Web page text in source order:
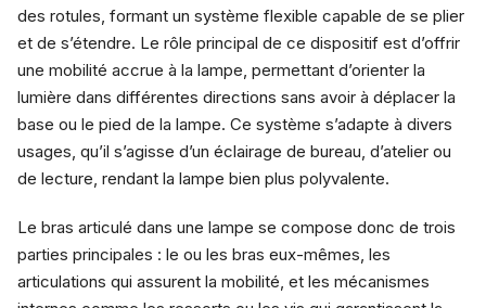
des rotules, formant un système flexible capable de se plier
et de s’étendre. Le rôle principal de ce dispositif est d’offrir
une mobilité accrue à la lampe, permettant d’orienter la
lumière dans différentes directions sans avoir à déplacer la
base ou le pied de la lampe. Ce système s’adapte à divers
usages, qu’il s’agisse d’un éclairage de bureau, d’atelier ou
de lecture, rendant la lampe bien plus polyvalente.
Le bras articulé dans une lampe se compose donc de trois
parties principales : le ou les bras eux-mêmes, les
articulations qui assurent la mobilité, et les mécanismes